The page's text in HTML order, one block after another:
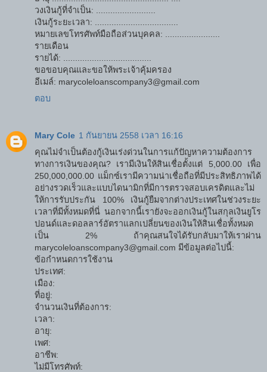
วงเงินกู้ที่จำเป็น: .........................
เงินกู้ระยะเวลา: ...................................
หมายเลขโทรศัพท์มือถือส่วนบุคคล: .......................
รายเดือน
รายได้: .....................................
ขอขอบคุณและขอให้พระเจ้าคุ้มครอง
อีเมล์: marycoleloanscompany3@gmail.com
ตอบ
Mary Cole 1 กันยายน 2558 เวลา 16:16
คุณไม่จำเป็นต้องกู้เงินเร่งด่วนในการแก้ปัญหาความต้องการ
ทางการเงินของคุณ? เรามีเงินให้สินเชื่อตั้งแต่ 5,000.00 เพื่อ
250,000,000.00 แม็กซ์เรามีความน่าเชื่อถือที่มีประสิทธิภาพได้
อย่างรวดเร็วและแบบไดนามิกที่มีการตรวจสอบเครดิตและไม่
ให้การรับประกัน 100% เงินกู้ยืมจากต่างประเทศในช่วงระยะ
เวลาที่มีทั้งหมดที่นี่ นอกจากนี้เรายังจะออกเงินกู้ในสกุลเงินยูโร
ปอนด์และดอลลาร์อัตราแลกเปลี่ยนของเงินให้สินเชื่อทั้งหมด
เป็น 2% ถ้าคุณสนใจได้รับกลับมาให้เราผ่าน
marycoleloanscompany3@gmail.com มีข้อมูลต่อไปนี้:
ข้อกำหนดการใช้งาน
ประเทศ:
เมือง:
ที่อยู่:
จำนวนเงินที่ต้องการ:
เวลา:
อายุ:
เพศ:
อาชีพ:
ไม่มีโทรศัพท์: